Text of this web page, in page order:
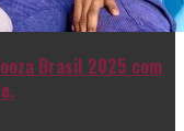
Brasil 2025 com